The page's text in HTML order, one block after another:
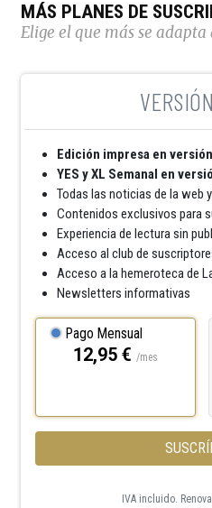
MÁS PLANES DE
Elige el que más se adapta
Edición impresa en
YES y XL Semanal en
Todas las noticias de la web
Contenidos exclusivos para
Experiencia de lectura sin
Acceso al club de
Acceso a la hemeroteca de
Newsletters informativas
Pago Mensual
12,95 € /mes
IVA incluido.